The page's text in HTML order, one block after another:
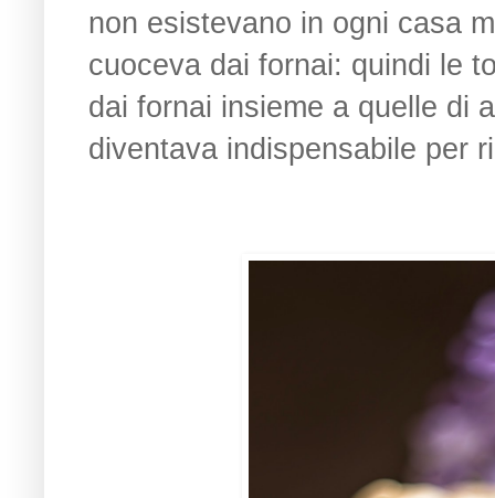
non esistevano in ogni casa
cuoceva dai fornai: quindi le
dai fornai insieme a quelle di
diventava indispensabile per